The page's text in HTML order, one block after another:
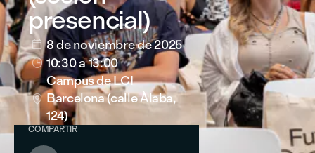
presencial)
 8 de noviembre de 2025
 10:30a 13:00

Campus de LCI
Barcelona (calle Àlaba,
124)
COMPARTIR